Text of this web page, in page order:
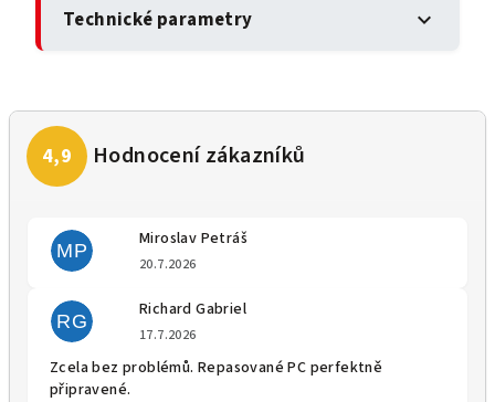
Technické parametry expand_more
MP
Miroslav Petráš
20.7.2026
RG
Richard Gabriel
17.7.2026
Zcela bez problémů. Repasované PC perfektně
připravené.